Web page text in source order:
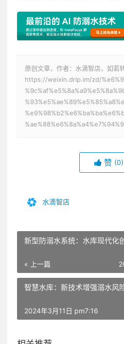
原创文章，作者：水滴智店，如若
https://weixin.drip.im/zd/
赞 (0)
水滴智店
新型防溺水系统：水库现代化
« 上一篇
智慧水库：新技术增强溺水风
2024年3月11日 pm7:16